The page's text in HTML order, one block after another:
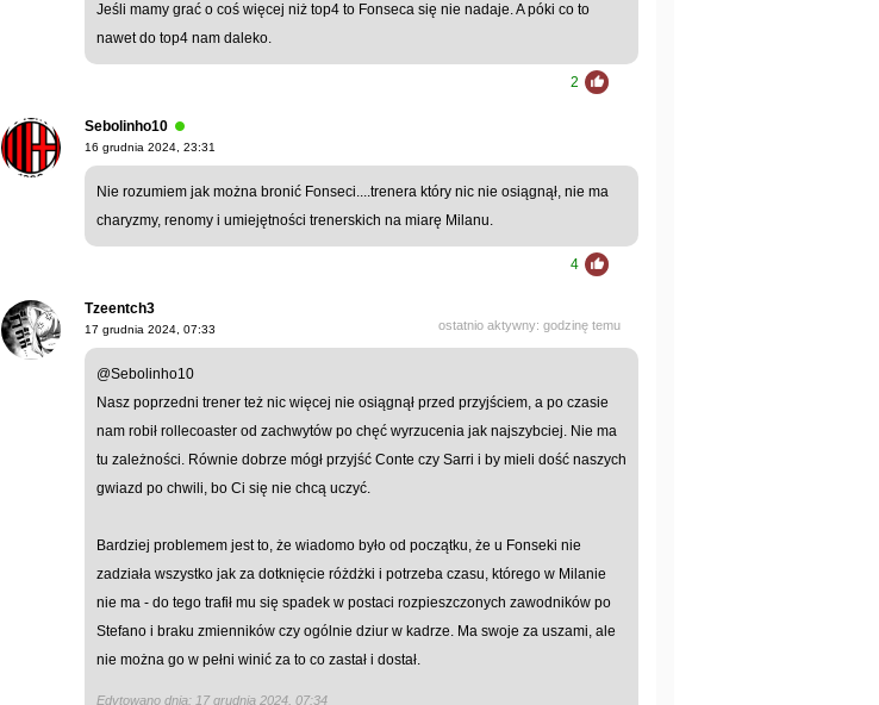
Jeśli mamy grać o coś więcej niż top4 to Fonseca się nie nadaje. A póki co to
nawet do top4 nam daleko.
2
Sebolinho10
16 grudnia 2024, 23:31
Nie rozumiem jak można bronić Fonseci....trenera który nic nie osiągnął, nie ma
charyzmy, renomy i umiejętności trenerskich na miarę Milanu.
4
Tzeentch3
ostatnio aktywny: godzinę temu
17 grudnia 2024, 07:33
@Sebolinho10
Nasz poprzedni trener też nic więcej nie osiągnął przed przyjściem, a po czasie
nam robił rollecoaster od zachwytów po chęć wyrzucenia jak najszybciej. Nie ma
tu zależności. Równie dobrze mógł przyjść Conte czy Sarri i by mieli dość naszych
gwiazd po chwili, bo Ci się nie chcą uczyć.
Bardziej problemem jest to, że wiadomo było od początku, że u Fonseki nie
zadziała wszystko jak za dotknięcie różdżki i potrzeba czasu, którego w Milanie
nie ma - do tego trafił mu się spadek w postaci rozpieszczonych zawodników po
Stefano i braku zmienników czy ogólnie dziur w kadrze. Ma swoje za uszami, ale
nie można go w pełni winić za to co zastał i dostał.
Edytowano dnia: 17 grudnia 2024, 07:34